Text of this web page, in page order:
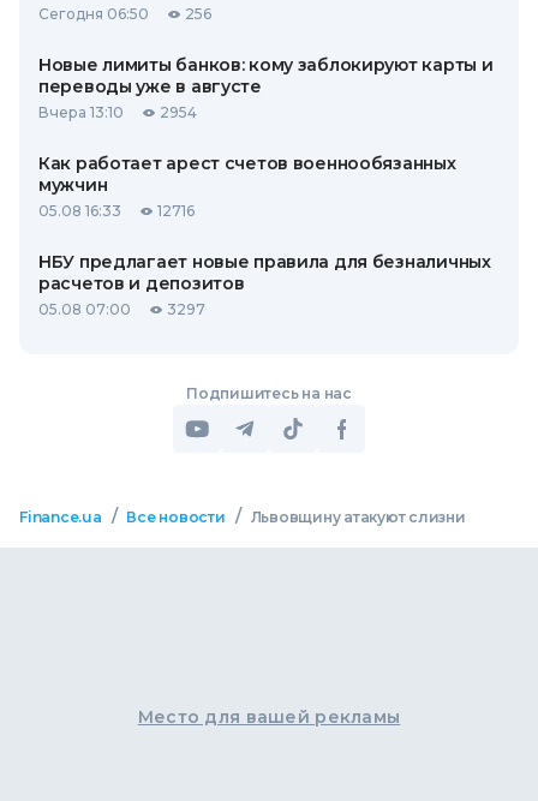
Сегодня 06:50 256
Новые лимиты банков: кому заблокируют карты и
переводы уже в августе
Вчера 13:10 2954
Как работает арест счетов военнообязанных
мужчин
05.08 16:33 12716
НБУ предлагает новые правила для безналичных
расчетов и депозитов
05.08 07:00 3297
Подпишитесь на нас
Finance.ua / Все новости / Львовщину атакуют слизни
Место для вашей рекламы